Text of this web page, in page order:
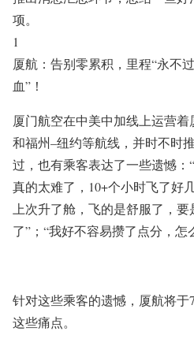
项。
1
厦航：告别零累积， 里程“永不
血” ！
厦门航空在中美中加线上运营着
和福州–纽约等航线，并时不时
过，也有乘客表达了一些遗憾
真的太难了， 10+个小时飞了好
上次升了舱，飞的是舒服了，
了”；“我好不容易攒了点分，怎
针对这些乘客的遗憾，厦航将于
这些痛点。